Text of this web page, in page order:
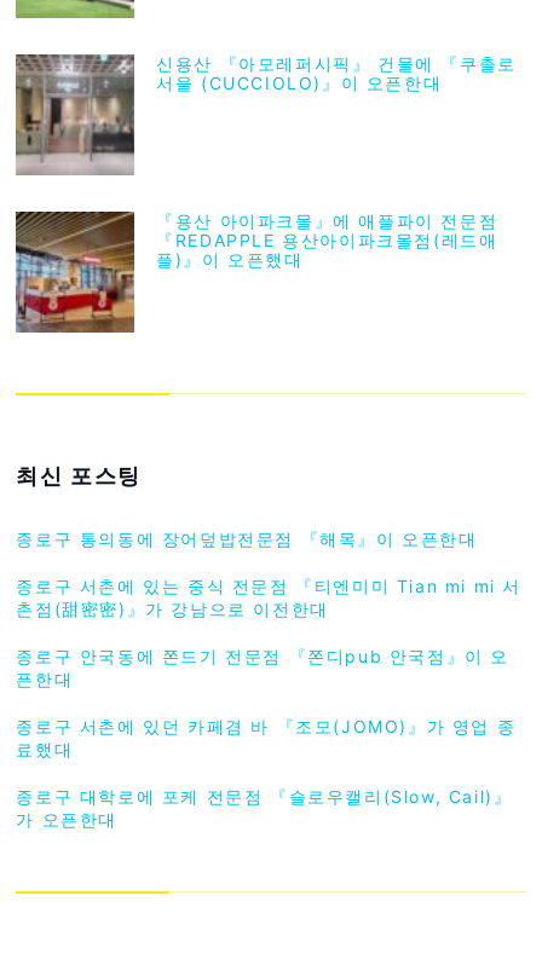
신용산 『아모레퍼시픽』 건물에 『쿠촐로
서울 (CUCCIOLO)』이 오픈한대
『용산 아이파크몰』에 애플파이 전문점
『REDAPPLE 용산아이파크몰점(레드애
플)』이 오픈했대
최신 포스팅
종로구 통의동에 장어덮밥전문점 『해목』이 오픈한대
종로구 서촌에 있는 중식 전문점 『티엔미미 Tian mi mi 서
촌점(甜密密)』가 강남으로 이전한대
종로구 안국동에 쫀드기 전문점 『쫀디pub 안국점』이 오
픈한대
종로구 서촌에 있던 카페겸 바 『조모(JOMO)』가 영업 종
료했대
종로구 대학로에 포케 전문점 『슬로우캘리(Slow, Cail)』
가 오픈한대